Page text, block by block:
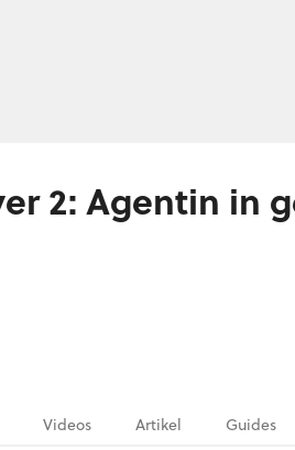
2: Agentin in
Videos Artikel Guides